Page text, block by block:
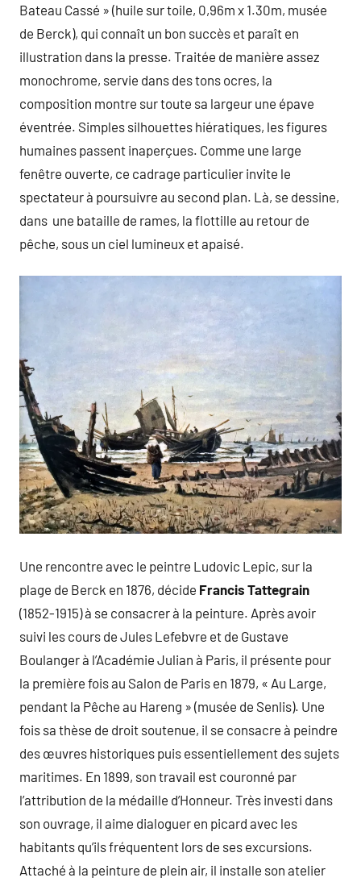
Bateau Cassé » (huile sur toile, 0,96m x 1.30m, musée
de Berck), qui connaît un bon succès et paraît en
illustration dans la presse. Traitée de manière assez
monochrome, servie dans des tons ocres, la
composition montre sur toute sa largeur une épave
éventrée. Simples silhouettes hiératiques, les figures
humaines passent inaperçues. Comme une large
fenêtre ouverte, ce cadrage particulier invite le
spectateur à poursuivre au second plan. Là, se dessine,
dans une bataille de rames, la flottille au retour de
pêche, sous un ciel lumineux et apaisé.
Une rencontre avec le peintre Ludovic Lepic, sur la
plage de Berck en 1876, décide Francis Tattegrain
(1852-1915) à se consacrer à la peinture. Après avoir
suivi les cours de Jules Lefebvre et de Gustave
Boulanger à l’Académie Julian à Paris, il présente pour
la première fois au Salon de Paris en 1879, « Au Large,
pendant la Pêche au Hareng » (musée de Senlis). Une
fois sa thèse de droit soutenue, il se consacre à peindre
des œuvres historiques puis essentiellement des sujets
maritimes. En 1899, son travail est couronné par
l’attribution de la médaille d’Honneur. Très investi dans
son ouvrage, il aime dialoguer en picard avec les
habitants qu’ils fréquentent lors de ses excursions.
Attaché à la peinture de plein air, il installe son atelier